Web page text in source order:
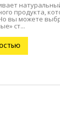
продукта,
вы можете
ст...